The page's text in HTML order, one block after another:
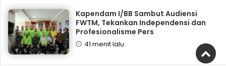
Kapendam I/BB Sambut Audiensi
FWTM, Tekankan Independensi dan
Profesionalisme Pers
41 menit lalu